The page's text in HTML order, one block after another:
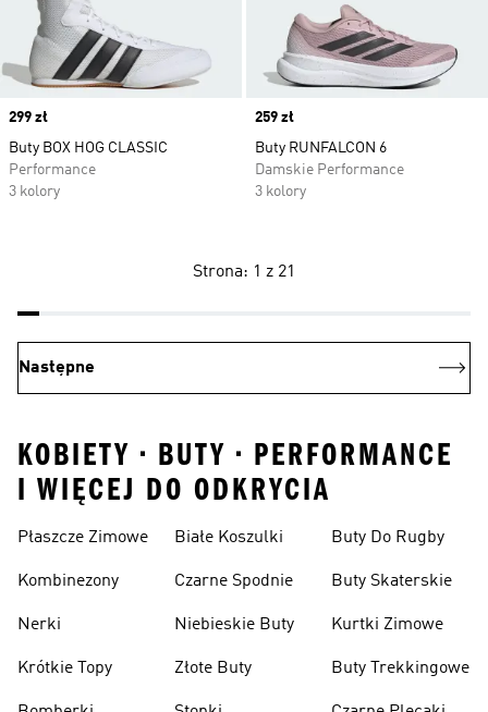
Price
299 zł
Buty BOX HOG CLASSIC
Performance
3 kolory
Price
259 zł
Buty RUNFALCON 6
Damskie Performance
3 kolory
Strona: 1 z 21
Następne
KOBIETY • BUTY • PERFORMANCE
I WIĘCEJ DO ODKRYCIA
Płaszcze Zimowe
Kombinezony
Nerki
Krótkie Topy
Białe Koszulki
Czarne Spodnie
Niebieskie Buty
Złote Buty
Buty Do Rugby
Buty Skaterskie
Kurtki Zimowe
Buty Trekkingowe